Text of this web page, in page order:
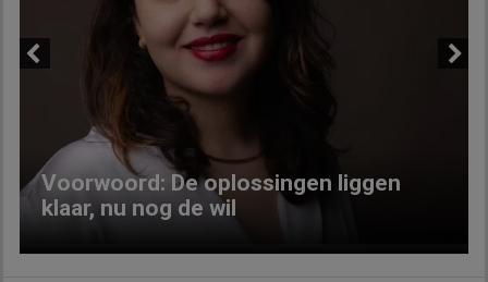
Voorwoord: De oplossingen liggen
klaar, nu nog de wil